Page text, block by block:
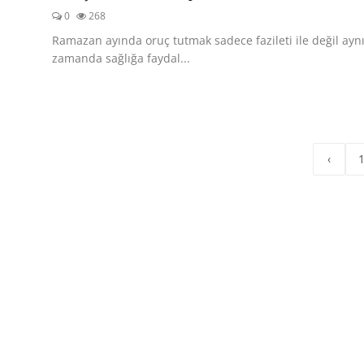
0 268
Ramazan ayında oruç tutmak sadece fazileti ile değil aynı
zamanda sağlığa faydal...
‹ 1